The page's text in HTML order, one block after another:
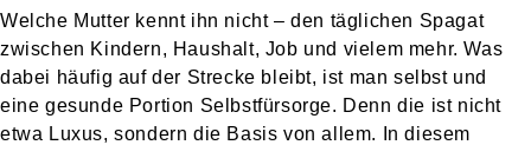
Welche Mutter kennt ihn nicht – den täglichen Spagat
zwischen Kindern, Haushalt, Job und vielem mehr. Was
dabei häufig auf der Strecke bleibt, ist man selbst und
eine gesunde Portion Selbstfürsorge. Denn die ist nicht
etwa Luxus, sondern die Basis von allem. In diesem